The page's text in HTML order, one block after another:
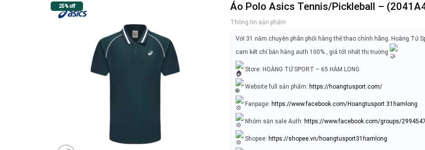
25% off Áo Polo Asics Tennis/Pickleball –
Thông tin sản phẩm
Với 31 năm chuyên phân phối hàng thể thao chính hãng. Hoàng Tử
cam kết chỉ bán hàng auth 100% , giá tốt nhất thị trường
Store: HOÀNG TỬ SPORT – 65 HÀM LONG
Website full sản phẩm: https://hoangtusport.com/
Fanpage: https://www.facebook.com/Hoangtusport.31hamlong
Nhóm săn sale Auth: https://www.facebook.com/groups/
Shopee: https://shopee.vn/hoangtusport31hamlong